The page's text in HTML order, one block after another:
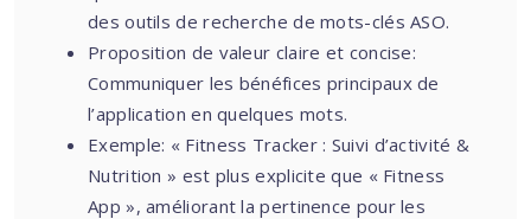
des outils de recherche de mots-clés ASO.
Proposition de valeur claire et concise:
Communiquer les bénéfices principaux de
l’application en quelques mots.
Exemple: « Fitness Tracker : Suivi d’activité &
Nutrition » est plus explicite que « Fitness
App », améliorant la pertinence pour les